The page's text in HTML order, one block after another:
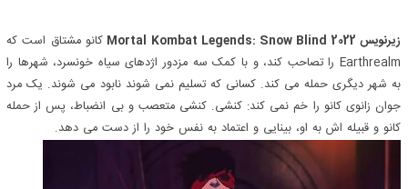
زیرنویس Mortal Kombat Legends: Snow Blind 2022
کانو مشتاق است که
Earthrealm را تصاحب کند، و با کمک سه مزدور اژدهای سیاه خونسرد، شهرها را
به شهر دیگری حمله می کند. کسانی که تسلیم نمی شوند نابود می شوند. یک مرد
جوان زانوی کانو را خم نمی کند: کنشی. کنشی متعصب و بی انضباط، پس از حمله
کانو و قبیله اش به او، بینایی و اعتماد به نفس خود را از دست می دهد.